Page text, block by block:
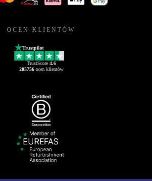
OCEN KLIENTÓW
Trustpilot
TrustScore 4.6
205756ocen klientów